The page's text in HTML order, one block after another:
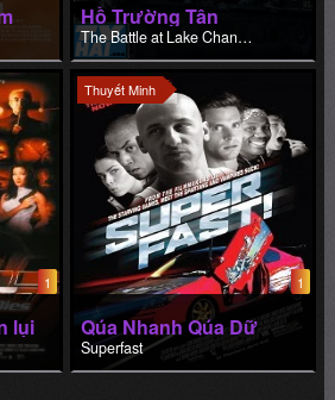
Hồ Trường Tân
The Battle at Lake Changjin
1
lụi
Thuyết Minh
1
Qúa Nhanh Qúa Dữ
Superfast